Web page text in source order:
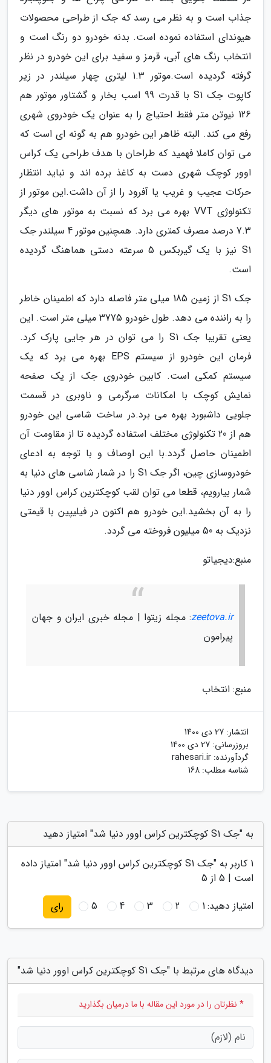
جذاب است و به نظر می رسد که جک از طراحی محصولات
هیوندای استفاده نموده است. بدنه خودرو دو رنگ است و
انتخاب رنگ های آبی، قرمز و سفید برای این خودرو در نظر
گرفته گردیده است.موتور 1.3 لیتری چهار سیلندر در زیر
کاپوت جک S1 با قدرت 99 اسب بخار و گشتاور موتور هم
126 نیوتن متر فقط احتیاج را به عنوان یک خودروی شهری
رفع می کند. البته ظاهر این خودرو هم به گونه ای است که
می توان کاملا فهمید که طراحان با هدف طراحی یک کراس
اوور کوچک شهری دست به کاغذ برده اند و نباید انتظار
حرکات عجیب و غریب یا آفرود را از آن داشت.این موتور از
تکنولوژی VVT بهره می برد که نسبت به موتور های دیگر
7.3 درصد مصرف کمتری دارد. همچنین موتور 4 سیلندر جک
S1 نیز با یک گیربکس 5 سرعته دستی هماهنگ گردیده
است.
جک S1 از زمین 185 میلی متر فاصله دارد که اطمینان خاطر
را به راننده می دهد. طول خودرو 3775 میلی متر است. این
یعنی تقریبا جک S1 را می توان در هر جایی پارک کرد.
فرمان این خودرو از سیستم EPS بهره می برد که یک
سیستم کمکی است. کابین خودروی جک از یک صفحه
نمایش کوچک با امکانات سرگرمی و ناوبری در قسمت
جلویی داشبورد بهره می برد.در ساخت شاسی این خودرو
هم از 20 تکنولوژی مختلف استفاده گردیده تا از مقاومت آن
اطمینان حاصل گردد.با این اوصاف و با توجه به ادعای
خودروسازی چین، اگر جک S1 را در شمار شاسی های دنیا به
شمار بیارویم، قطعا می توان لقب کوچکترین کراس اوور دنیا
را به آن بخشید.این خودرو هم اکنون در فیلیپین با قیمتی
نزدیک به 50 میلیون فروخته می گردد.
منبع:دیجیاتو
zeetova.ir: مجله زیتوا | مجله خبری ایران و جهان
پیرامون
منبع: انتخاب
انتشار: 27 دی 1400
بروزرسانی: 27 دی 1400
گردآورنده: rahesari.ir
شناسه مطلب: 168
به "جک S1 کوچکترین کراس اوور دنیا شد" امتیاز دهید
1 کاربر به "جک S1 کوچکترین کراس اوور دنیا شد
" امتیاز داده
است | 5 از 5
امتیاز دهید:1
2
3
4
5 رای
دیدگاه های مرتبط با "جک S1 کوچکترین کراس اوور دنیا شد"
* نظرتان را در مورد این مقاله با ما درمیان بگذارید